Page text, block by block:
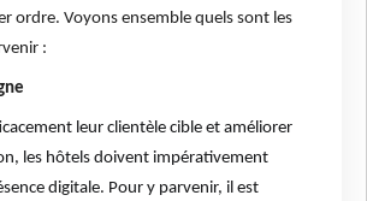
ordre. Voyons ensemble quels sont les
:
leur clientèle cible et améliorer
les hôtels doivent impérativement
digitale. Pour y parvenir, il est